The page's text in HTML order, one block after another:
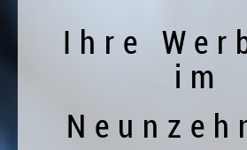
Ihre
im